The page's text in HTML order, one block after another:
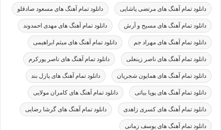
دانلود تمام آهنگ های مرتضی پاشایی دانلود تمام آهنگ های مسعود صادقلو
دانلود تمام آهنگ های مسیح و آرش دانلود تمام آهنگ های مهدی احمدوند
دانلود تمام آهنگ های مهراد جم دانلود تمام آهنگ های میثم ابراهیمی
دانلود تمام آهنگ های ناصر زینعلی دانلود تمام آهنگ های ناصر پورکرم
دانلود تمام آهنگ های همایون شجریان دانلود تمام آهنگ های پازل بند
دانلود تمام آهنگ های پویا بیاتی دانلود تمام آهنگ های کامران مولایی
دانلود تمام آهنگ های کسری زاهدی دانلود تمام آهنگ های گرشا رضایی
دانلود تمام آهنگ های یوسف زمانی